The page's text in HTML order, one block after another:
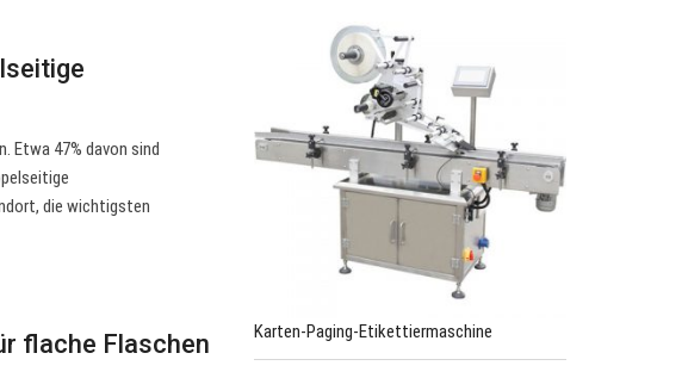
Etwa 47% davon sind
die wichtigsten
flache Flaschen
Karten-Paging-Etikettiermaschine